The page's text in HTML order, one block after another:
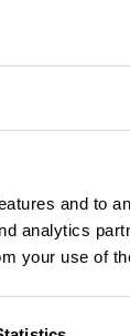
and to
analytics
your use of
kuvan
vakaviksi
piikit